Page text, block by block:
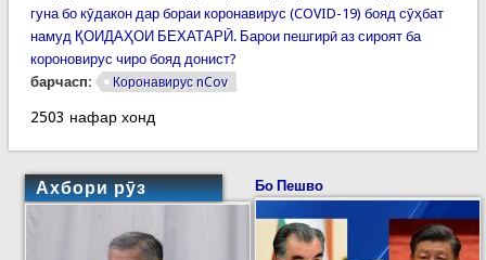
гуна бо кӯдакон дар бораи коронавирус (COVID-19) бояд сӯҳбат
намуд ҚОИДАҲОИ БЕХАТАРӢ. Барои пешгирӣ аз сироят ба
короновирус чиро бояд донист?
барчасп:
Коронавирус nCov
2503 нафар хонд
Ахбори рӯз Бо Пешво